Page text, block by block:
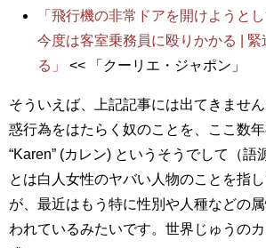
「飛行機の非常ドアを開けようと
今度は客室乗務員に殴りかかる |
る」
<< 「クーリエ・ジャポン」
そういえば、上記記事には出てきませ
惑行為をはたらく奴のことを、ここ数
“Karen” (カレン) というそうでして（語
とは白人女性のヤバい人物のことを指
が、最近はもう特に性別や人種などの
われているみたいです。世界じゅうの